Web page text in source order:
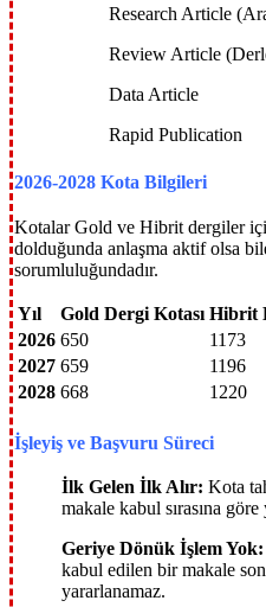
Research Article
Review Article
Data Article
Rapid Publication
2026-2028 Kota Bilgileri
Kotalar Gold ve Hibrit dergiler
dolduğunda anlaşma aktif olsa
sorumluluğundadır.
Yıl Gold Dergi Kotası Hibrit
2026 650 1173
2027 659 1196
2028 668 1220
İşleyiş ve Başvuru Süreci
İlk Gelen İlk Alır: Kota
makale kabul sırasına göre
Geriye Dönük İşlem Yok:
kabul edilen bir makale
yararlanamaz.